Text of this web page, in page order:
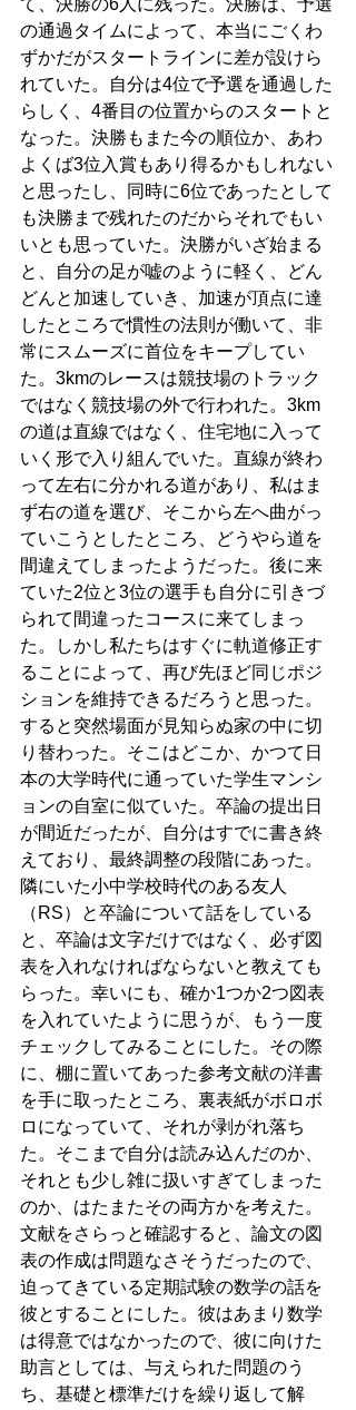
て、決勝の6人に残った。決勝は、予選
の通過タイムによって、本当にごくわ
ずかだがスタートラインに差が設けら
れていた。自分は4位で予選を通過した
らしく、4番目の位置からのスタートと
なった。決勝もまた今の順位か、あわ
よくば3位入賞もあり得るかもしれない
と思ったし、同時に6位であったとして
も決勝まで残れたのだからそれでもい
いとも思っていた。決勝がいざ始まる
と、自分の足が嘘のように軽く、どん
どんと加速していき、加速が頂点に達
したところで慣性の法則が働いて、非
常にスムーズに首位をキープしてい
た。3kmのレースは競技場のトラック
ではなく競技場の外で行われた。3km
の道は直線ではなく、住宅地に入って
いく形で入り組んでいた。直線が終わ
って左右に分かれる道があり、私はま
ず右の道を選び、そこから左へ曲がっ
ていこうとしたところ、どうやら道を
間違えてしまったようだった。後に来
ていた2位と3位の選手も自分に引きづ
られて間違ったコースに来てしまっ
た。しかし私たちはすぐに軌道修正す
ることによって、再び先ほど同じポジ
ションを維持できるだろうと思った。
すると突然場面が見知らぬ家の中に切
り替わった。そこはどこか、かつて日
本の大学時代に通っていた学生マンシ
ョンの自室に似ていた。卒論の提出日
が間近だったが、自分はすでに書き終
えており、最終調整の段階にあった。
隣にいた小中学校時代のある友人
（RS）と卒論について話をしている
と、卒論は文字だけではなく、必ず図
表を入れなければならないと教えても
らった。幸いにも、確か1つか2つ図表
を入れていたように思うが、もう一度
チェックしてみることにした。その際
に、棚に置いてあった参考文献の洋書
を手に取ったところ、裏表紙がボロボ
ロになっていて、それが剥がれ落ち
た。そこまで自分は読み込んだのか、
それとも少し雑に扱いすぎてしまった
のか、はたまたその両方かを考えた。
文献をさらっと確認すると、論文の図
表の作成は問題なさそうだったので、
迫ってきている定期試験の数学の話を
彼とすることにした。彼はあまり数学
は得意ではなかったので、彼に向けた
助言としては、与えられた問題のう
ち、基礎と標準だけを繰り返して解